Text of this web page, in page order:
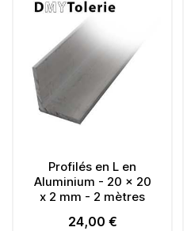
Profilés en L en
Aluminium - 20 x 20
x 2 mm - 2 mètres
Prix
24,00 €